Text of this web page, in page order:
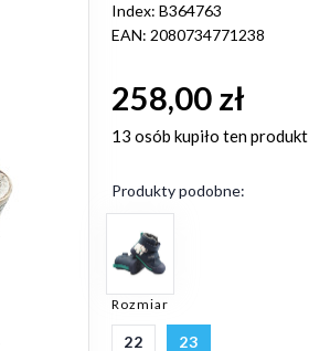
Index: B364763
EAN: 2080734771238
258,00 zł
13 osób kupiło ten produkt
Produkty podobne:
Rozmiar
22 23